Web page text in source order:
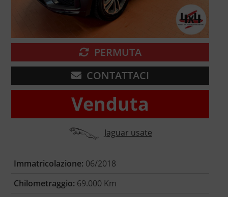
PERMUTA
CONTATTACI
Venduta
Jaguar usate
Immatricolazione: 06/2018
Chilometraggio: 69.000 Km